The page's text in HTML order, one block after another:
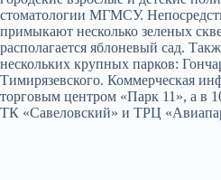
стоматологии МГМСУ.
примыкают несколько зеленых
располагается яблоневый сад.
нескольких крупных парков:
Тимирязевского. Коммерческая
торговым центром «Парк 11», а в
ТК «Савеловский» и ТРЦ